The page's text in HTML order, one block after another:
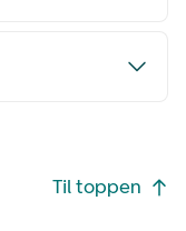
Til toppen